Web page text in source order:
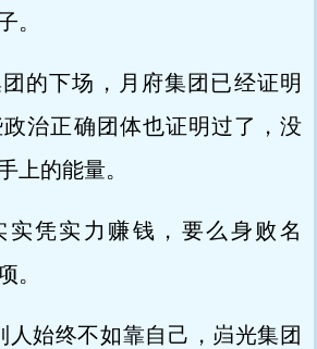
。
的下场，月府集团已经证明
治正确团体也证明过了，没
上的能量。
实凭实力赚钱，要么身败名
。
人始终不如靠自己，岿光集团